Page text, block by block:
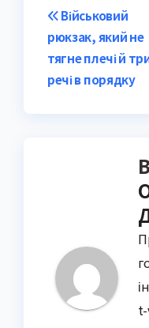
Post
Військовий
рюкзак, який не
тягне плечі й
речі в порядку